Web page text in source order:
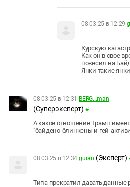
08.03.25 в 12:29
Курскую
Как он в свое
повесил на
Янки такие янки
08.03.25 в 12:31 BERG...man
(Суперэксперт) #
А какое отношение Трамп
"байдено-блинкены и гей-
08.03.25 в 12:34 guran (Эксперт)
Типа прекратил давать данные